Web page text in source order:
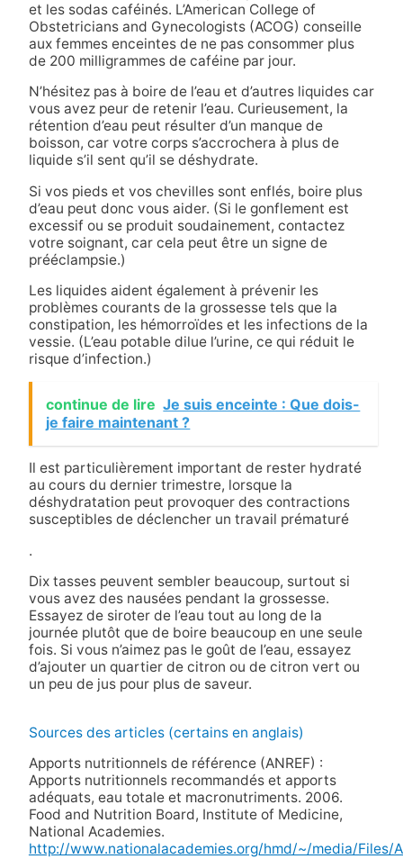
et les sodas caféinés. L’American College of
Obstetricians and Gynecologists (ACOG) conseille
aux femmes enceintes de ne pas consommer plus
de 200 milligrammes de caféine par jour.
N’hésitez pas à boire de l’eau et d’autres liquides car
vous avez peur de retenir l’eau. Curieusement, la
rétention d’eau peut résulter d’un manque de
boisson, car votre corps s’accrochera à plus de
liquide s’il sent qu’il se déshydrate.
Si vos pieds et vos chevilles sont enflés, boire plus
d’eau peut donc vous aider. (Si le gonflement est
excessif ou se produit soudainement, contactez
votre soignant, car cela peut être un signe de
prééclampsie.)
Les liquides aident également à prévenir les
problèmes courants de la grossesse tels que la
constipation, les hémorroïdes et les infections de la
vessie. (L’eau potable dilue l’urine, ce qui réduit le
risque d’infection.)
continue de lire Je suis enceinte : Que dois-
je faire maintenant ?
Il est particulièrement important de rester hydraté
au cours du dernier trimestre, lorsque la
déshydratation peut provoquer des contractions
susceptibles de déclencher un travail prématuré
.
Dix tasses peuvent sembler beaucoup, surtout si
vous avez des nausées pendant la grossesse.
Essayez de siroter de l’eau tout au long de la
journée plutôt que de boire beaucoup en une seule
fois. Si vous n’aimez pas le goût de l’eau, essayez
d’ajouter un quartier de citron ou de citron vert ou
un peu de jus pour plus de saveur.
Sources des articles (certains en anglais)
Apports nutritionnels de référence (ANREF) :
Apports nutritionnels recommandés et apports
adéquats, eau totale et macronutriments. 2006.
Food and Nutrition Board, Institute of Medicine,
National Academies.
http://www.nationalacademies.org/hmd/~/media/Files/